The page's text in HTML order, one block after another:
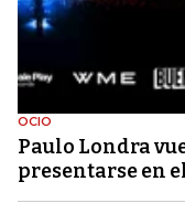
OCIO
Paulo Londra
presentarse en